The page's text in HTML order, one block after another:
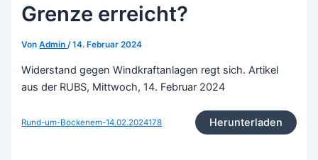
Grenze erreicht?
VonAdmin/14. Februar 2024
Widerstand gegen Windkraftanlagen regt sich. Artikel
aus der RUBS, Mittwoch, 14. Februar 2024
Rund-um-Bockenem-14.02.2024178 Herunterladen